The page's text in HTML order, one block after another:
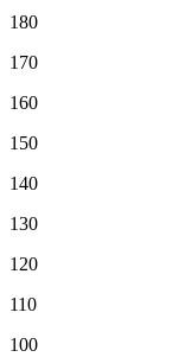
180
170
160
150
140
130
120
110
100